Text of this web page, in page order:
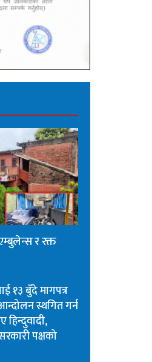
र रक्त
१३ बुँदे मागपत्र
स्थगित गर्न
पक्षको